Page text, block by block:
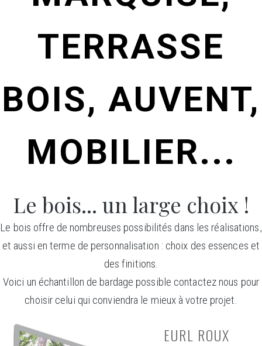
TERRASSE
BOIS, AUVENT,
MOBILIER...
Le bois... un large choix !
Le bois offre de nombreuses possibilités dans les réalisations,
et aussi en terme de personnalisation : choix des essences et
des finitions.
Voici un échantillon de bardage possible contactez nous pour
choisir celui qui conviendra le mieux à votre projet.
EURL ROUX